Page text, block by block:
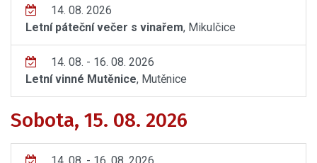
14. 08. 2026
Letní páteční večer s vinařem, Mikulčice
14. 08. - 16. 08. 2026
Letní vinné Mutěnice, Mutěnice
Sobota, 15. 08. 2026